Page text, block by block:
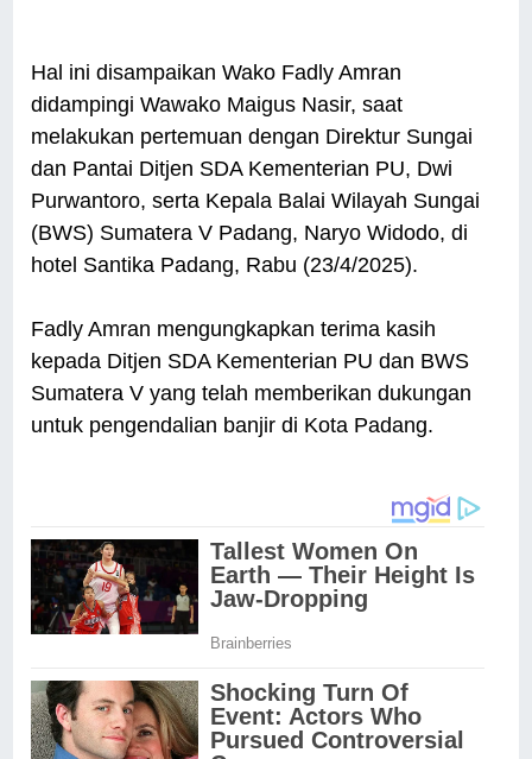
Hal ini disampaikan Wako Fadly Amran
didampingi Wawako Maigus Nasir, saat
melakukan pertemuan dengan Direktur Sungai
dan Pantai Ditjen SDA Kementerian PU, Dwi
Purwantoro, serta Kepala Balai Wilayah Sungai
(BWS) Sumatera V Padang, Naryo Widodo, di
hotel Santika Padang, Rabu (23/4/2025).
Fadly Amran mengungkapkan terima kasih
kepada Ditjen SDA Kementerian PU dan BWS
Sumatera V yang telah memberikan dukungan
untuk pengendalian banjir di Kota Padang.